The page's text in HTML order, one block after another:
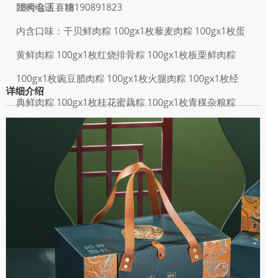
18号金玉喜糖
团购电话：18190891823
内含口味：干贝鲜肉粽 100gx1枚藜麦肉粽 100gx1枚蛋
黄鲜肉粽 100gx1枚红烧排骨粽 100gx1枚板栗鲜肉粽
100gx1枚豌豆腊肉粽 100gx1枚火腿肉粽 100gx1枚经
典鲜肉粽 100gx1枚桂花蜜藕粽 100gx1枚青稞杂粮粽
100gx1枚黑米八宝粽 100gx2枚咸鸭蛋 60gx6枚山楂锅
盔 150g(5片)原味小桃酥90g(6片)糖醇小桃酥90g(6片)
巧克力曲奇 100g(8
详细介绍